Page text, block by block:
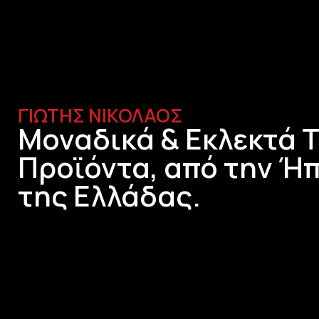
ΓΙΩΤΗΣ ΝΙΚΟΛΑΟΣ
Μοναδικά & Εκλεκτά
Προϊόντα, από την
της Ελλάδας.